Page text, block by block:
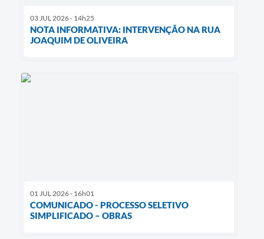
03 JUL 2026 - 14h25
NOTA INFORMATIVA: INTERVENÇÃO NA RUA
JOAQUIM DE OLIVEIRA
01 JUL 2026 - 16h01
COMUNICADO - PROCESSO SELETIVO
SIMPLIFICADO – OBRAS